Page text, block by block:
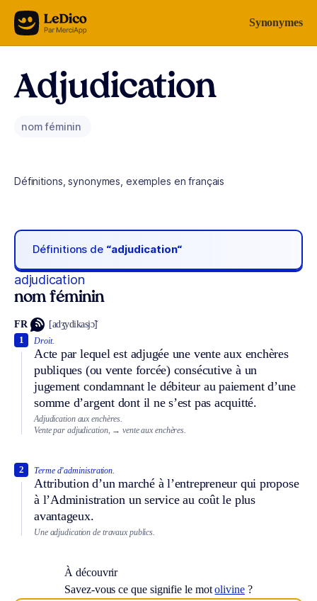
Aller au contenu Synonymes
Adjudication
nom féminin
Définitions, synonymes, exemples en français
Définitions de “adjudication“
adjudication
nom féminin
FR [adʒydikasjɔ̃]
Droit.
Acte par lequel est adjugée une vente aux enchères
publiques (ou vente forcée) consécutive à un
jugement condamnant le débiteur au paiement d’une
somme d’argent dont il ne s’est pas acquitté.
1
Adjudication aux enchères.
Vente par adjudication, → vente aux enchères.
Terme d’administration.
Attribution d’un marché à l’entrepreneur qui propose
à l’Administration un service au coût le plus
avantageux.
2
Une adjudication de travaux publics.
À découvrir
Savez-vous ce que signifie le motolivine?